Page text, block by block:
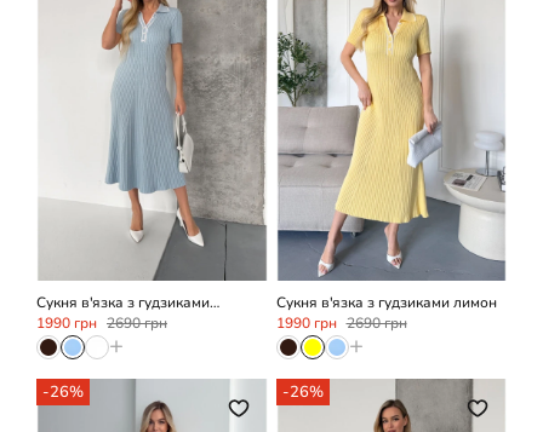
OneSize
Сукня в'язка з гудзиками
блакитна
1990 грн 2690 грн
+
OneSize
Сукня в'язка з гудзиками лимон
1990 грн 2690 грн
+
-26% -26%